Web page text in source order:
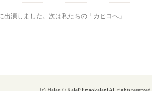
出演しました。次は私たちの「カヒコへ」
(c) Halau O Kalei'ilimaokalani All rights reserved.